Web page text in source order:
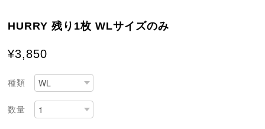
HURRY 残り1枚 WLサイズのみ
¥3,850
種類
数量